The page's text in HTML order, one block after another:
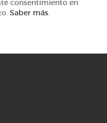
consentimiento en
Saber más.